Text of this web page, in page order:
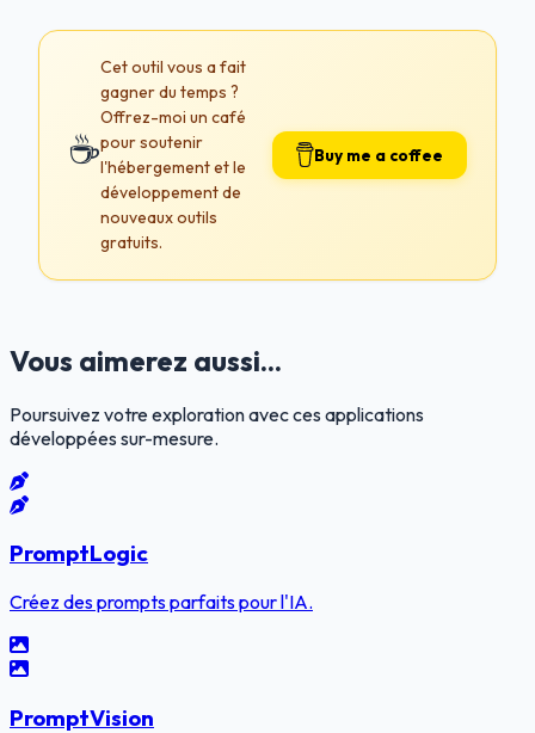
☕
Cet outil vous a fait
gagner du temps ?
Offrez-moi un café
pour soutenir
l'hébergement et le
développement de
nouveaux outils
gratuits.
Buy me a coffee
Vous aimerez aussi...
Poursuivez votre exploration avec ces applications
développées sur-mesure.
PromptLogic
Créez des prompts parfaits pour l'IA.
PromptVision